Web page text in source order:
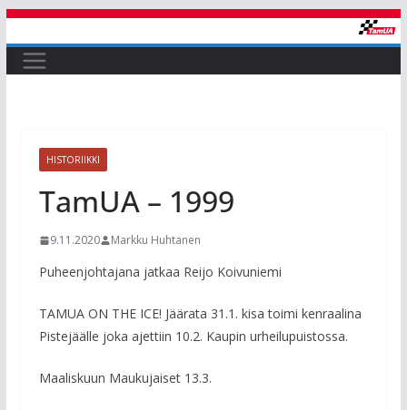
Skip
to
content
HISTORIIKKI
TamUA – 1999
9.11.2020 Markku Huhtanen
Puheenjohtajana jatkaa Reijo Koivuniemi
TAMUA ON THE ICE! Jäärata 31.1. kisa toimi kenraalina
Pistejäälle joka ajettiin 10.2. Kaupin urheilupuistossa.
Maaliskuun Maukujaiset 13.3.